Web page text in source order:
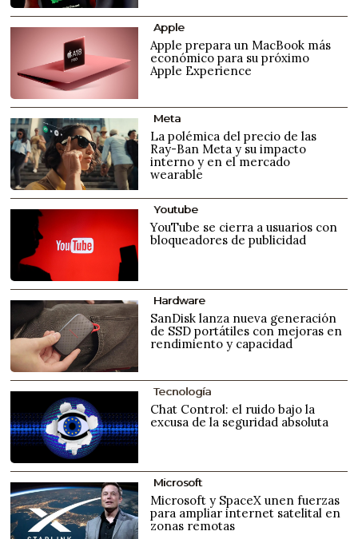
Apple
Apple prepara un MacBook más
económico para su próximo
Apple Experience
Meta
La polémica del precio de las
Ray-Ban Meta y su impacto
interno y en el mercado
wearable
Youtube
YouTube se cierra a usuarios con
bloqueadores de publicidad
Hardware
SanDisk lanza nueva generación
de SSD portátiles con mejoras en
rendimiento y capacidad
Tecnología
Chat Control: el ruido bajo la
excusa de la seguridad absoluta
Microsoft
Microsoft y SpaceX unen fuerzas
para ampliar internet satelital en
zonas remotas